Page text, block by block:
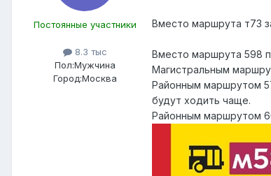
Постоянные участники
8.3 тыс
Пол:Мужчина
Город:Москва
Вместо маршрута т73
Вместо маршрута 598
Магистральным
Районным маршрутом
будут ходить чаще.
Районным маршрутом